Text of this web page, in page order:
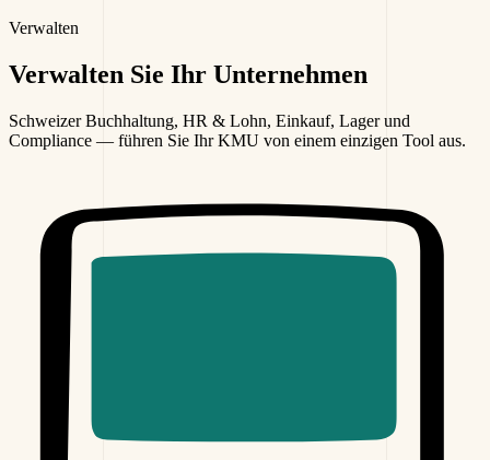
Verwalten
Verwalten Sie Ihr Unternehmen
Schweizer Buchhaltung, HR & Lohn, Einkauf, Lager und
Compliance — führen Sie Ihr KMU von einem einzigen Tool aus.